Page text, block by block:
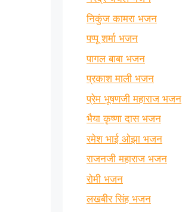
निकुंज कामरा भजन
पप्पू शर्मा भजन
पागल बाबा भजन
प्रकाश माली भजन
प्रेम भूषणजी महाराज भजन
भैया कृष्णा दास भजन
रमेश भाई ओझा भजन
राजनजी महाराज भजन
रोमी भजन
लखबीर सिंह भजन